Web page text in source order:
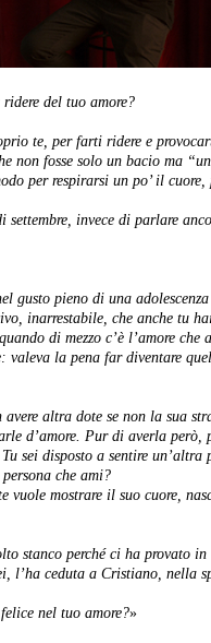
del tuo amore?
te, per farti ridere e
non fosse solo un bacio ma
per respirarsi un po’ il
settembre, invece di parlare
gusto pieno di una
inarrestabile, che anche tu
di mezzo c’è l’amore
valeva la pena far diventare
altra dote se non la sua
d’amore. Pur di averla
sei disposto a sentire un’altra
che ami?
mostrare il suo cuore,
stanco perché ci ha provato
l’ha ceduta a Cristiano, nella
nel tuo amore?»